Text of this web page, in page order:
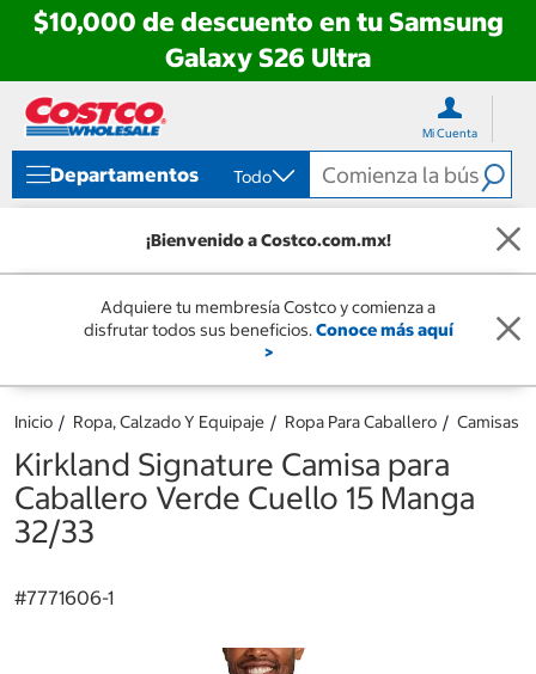
$10,000 de descuento en tu Samsung
Galaxy S26 Ultra
directo
contenido
directo
menú
navegación
Mi Cuenta
Departamentos Todo
¡Bienvenido a Costco.com.mx!
Adquiere tu membresía Costco y comienza a
disfrutar todos sus beneficios.Conoce más aquí
>
Inicio Ropa, Calzado Y Equipaje Ropa Para Caballero Camisas
Kirkland Signature Camisa para
Caballero Verde Cuello 15 Manga
32/33
#7771606-1